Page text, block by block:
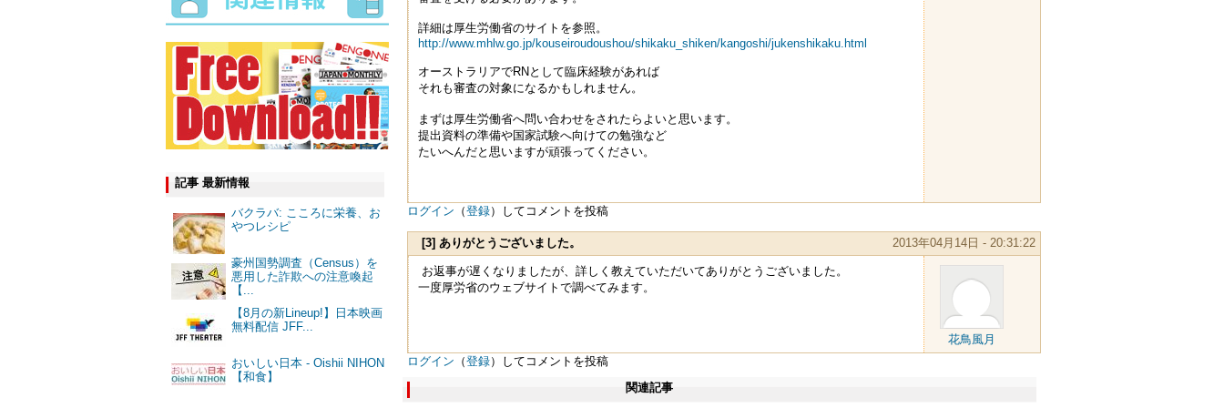
記事 最新情報
バクラバ: こころに栄養、お
やつレシピ
豪州国勢調査（Census）を
悪用した詐欺への注意喚起
【...
【8月の新Lineup!】日本映画
無料配信 JFF...
おいしい日本 - Oishii NIHON
【和食】
詳細は厚生労働省のサイトを参照。
http://www.mhlw.go.jp/kouseiroudoushou/shikaku_shiken/kangoshi/jukenshikaku.html
オーストラリアでRNとして臨床経験があれば
それも審査の対象になるかもしれません。
まずは厚生労働省へ問い合わせをされたらよいと思います。
提出資料の準備や国家試験へ向けての勉強など
たいへんだと思いますが頑張ってください。
ログイン （登録）してコメントを投稿
[3] ありがとうございました。 2013年04月14日 - 20:31:22
お返事が遅くなりましたが、詳しく教えていただいてありがとうございました。
一度厚労省のウェブサイトで調べてみます。
花鳥風月
ログイン （登録）してコメントを投稿
関連記事